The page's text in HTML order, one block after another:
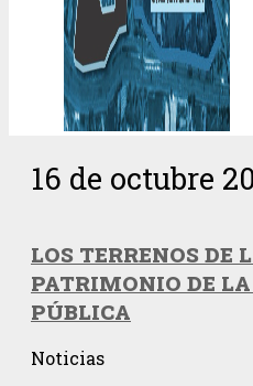
16 de octubre
LOS TERRENOS DE
PATRIMONIO DE
PÚBLICA
Noticias